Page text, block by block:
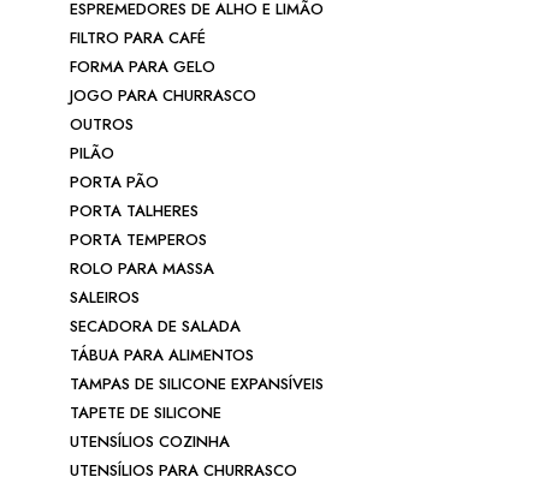
ESPREMEDORES DE ALHO E LIMÃO
FILTRO PARA CAFÉ
FORMA PARA GELO
JOGO PARA CHURRASCO
OUTROS
PILÃO
PORTA PÃO
PORTA TALHERES
PORTA TEMPEROS
ROLO PARA MASSA
SALEIROS
SECADORA DE SALADA
TÁBUA PARA ALIMENTOS
TAMPAS DE SILICONE EXPANSÍVEIS
TAPETE DE SILICONE
UTENSÍLIOS COZINHA
UTENSÍLIOS PARA CHURRASCO